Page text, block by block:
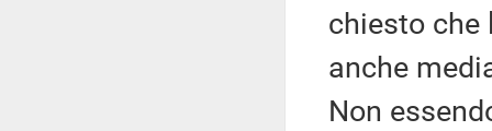
chiesto che
anche
Non